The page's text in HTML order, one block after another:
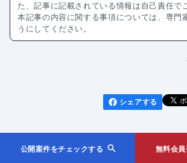
た、記事に記載されている情報は自己責任で
本記事の内容に関する事項については、専門
うにしてください。
シェアする
公開案件をチェックする 無料会